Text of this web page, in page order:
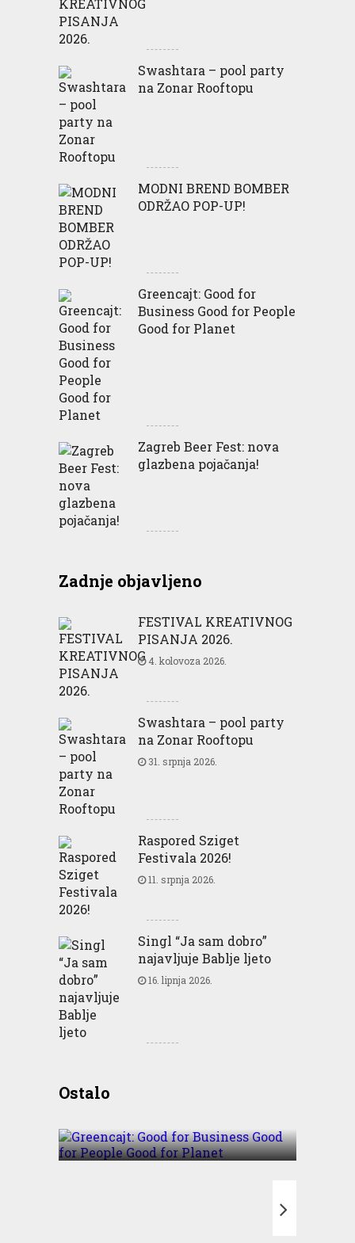
Swashtara – pool party
na Zonar Rooftopu
MODNI BREND BOMBER
ODRŽAO POP-UP!
Greencajt: Good for
Business Good for People
Good for Planet
Zagreb Beer Fest: nova
glazbena pojačanja!
Zadnje objavljeno
FESTIVAL KREATIVNOG
PISANJA 2026.
4. kolovoza 2026.
Swashtara – pool party
na Zonar Rooftopu
31. srpnja 2026.
Raspored Sziget
Festivala 2026!
11. srpnja 2026.
Singl “Ja sam dobro”
najavljuje Bablje ljeto
16. lipnja 2026.
OstaloBusiness Good for People